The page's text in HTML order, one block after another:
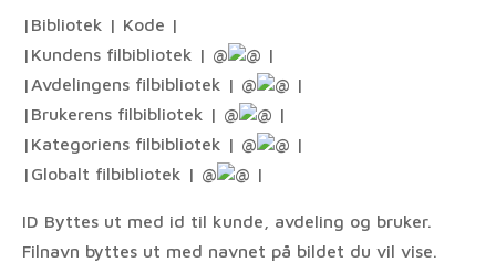
|Bibliotek | Kode |
|Kundens filbibliotek | @
@ |
|Avdelingens filbibliotek | @
@ |
|Brukerens filbibliotek | @
@ |
|Kategoriens filbibliotek | @
@ |
|Globalt filbibliotek | @
@ |
ID Byttes ut med id til kunde, avdeling og bruker.
Filnavn byttes ut med navnet på bildet du vil vise.